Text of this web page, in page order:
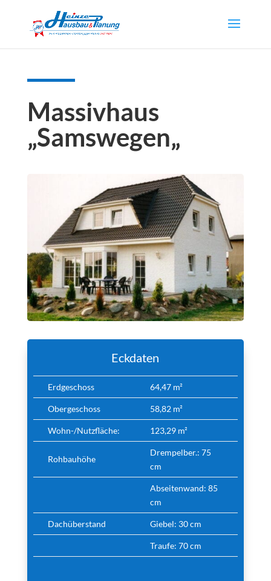
Massivhaus
„Samswegen„
Eckdaten
Erdgeschoss 64,47m²
Obergeschoss 58,82m²
Wohn-/Nutzfläche: 123,29 m²
Rohbauhöhe
Drempelber.: 75
cm
Abseitenwand: 85
cm
Dachüberstand Giebel: 30 cm
Traufe: 70 cm